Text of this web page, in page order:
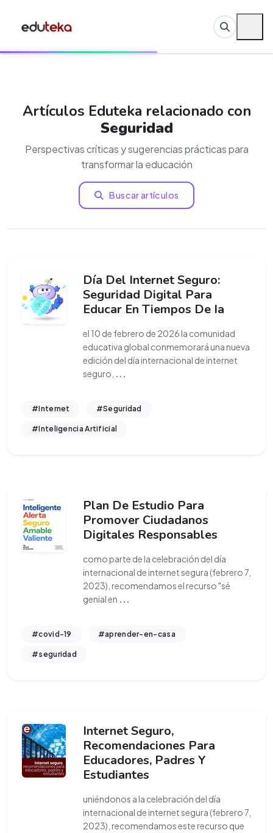
Artículos Eduteka relacionado con
Seguridad
Perspectivas críticas y sugerencias prácticas para
transformar la educación
Buscar artículos
Día Del Internet Seguro:
Seguridad Digital Para
Educar En Tiempos De Ia
el 10 de febrero de 2026 la comunidad
educativa global conmemorará una nueva
edición del día internacional de internet
seguro, ...
#Internet #Seguridad
#Inteligencia Artificial
Plan De Estudio Para
Promover Ciudadanos
Digitales Responsables
como parte de la celebración del día
internacional de internet segura (febrero 7,
2023), recomendamos el recurso "sé
genial en ...
#covid-19 #aprender-en-casa
#seguridad
Internet Seguro,
Recomendaciones Para
Educadores, Padres Y
Estudiantes
uniéndonos a la celebración del día
internacional de internet segura (febrero 7,
2023), recomendamos este recurso que